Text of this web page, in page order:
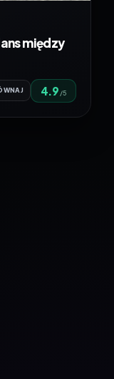
między
4.9 /5